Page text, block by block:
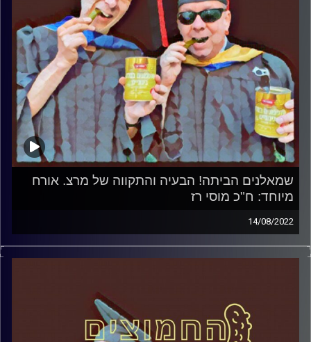
שמאלנים הביתה! הבעיה והתקווה של מרצ. אורח
מיוחד: ח"כ מוסי רז
14/08/2022
המערכת הפוליטית על ספת הפסיכולוג, עם פרופסור בועז בן-
דוד ופרופסור גלעד הירשברגר
קרדיט תמונות:AudioVersity